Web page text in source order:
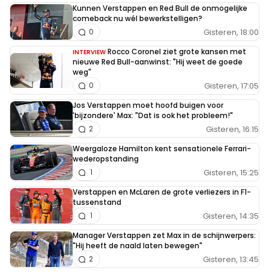
Kunnen Verstappen en Red Bull de onmogelijke
comeback nu wél bewerkstelligen?
Gisteren, 18:00
0
INTERVIEW Rocco Coronel ziet grote kansen met
nieuwe Red Bull-aanwinst: "Hij weet de goede
weg"
Gisteren, 17:05
0
Jos Verstappen moet hoofd buigen voor
'bijzondere' Max: "Dat is ook het probleem!"
Gisteren, 16:15
2
Weergaloze Hamilton kent sensationele Ferrari-
wederopstanding
Gisteren, 15:25
1
Verstappen en McLaren de grote verliezers in F1-
tussenstand
Gisteren, 14:35
1
Manager Verstappen zet Max in de schijnwerpers:
"Hij heeft de naald laten bewegen"
Gisteren, 13:45
2